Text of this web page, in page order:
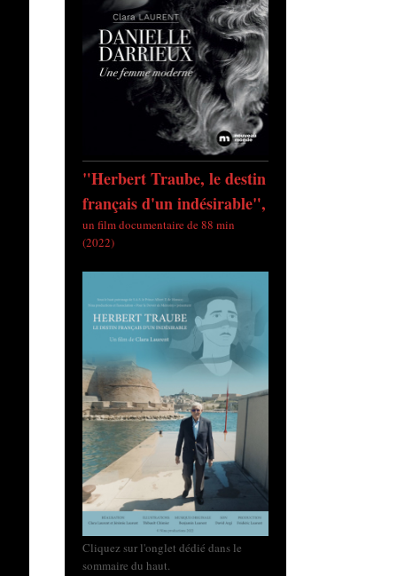
"Herbert Traube, le destin
français d'un indésirable",
un film documentaire de 88 min
(2022)
Cliquez sur l'onglet dédié dans le
sommaire du haut.